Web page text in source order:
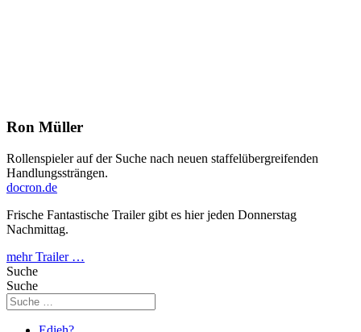
Ron Müller
Rollenspieler auf der Suche nach neuen staffelübergreifenden
Handlungssträngen.
docron.de
Frische Fantastische Trailer gibt es hier jeden Donnerstag
Nachmittag.
mehr Trailer …
Suche
Suche